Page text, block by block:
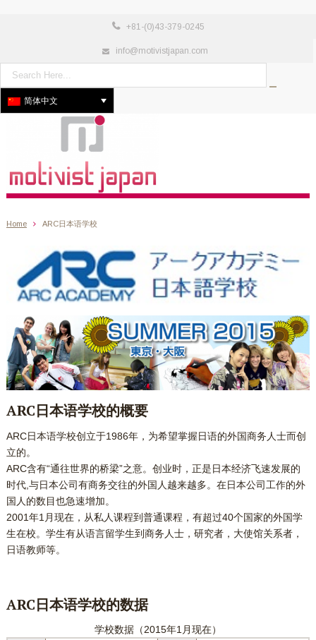
+81-(0)43-379-0245
info@motivistjapan.com
简体中文
Home ARC日本语学校
ARC日本语学校的概要
ARC日本语学校创立于1986年，为希望掌握日语的外国商务人士而创
立的。
ARC含有“通往世界的桥梁”之意。创业时，正是日本经济飞速发展的
时代,与日本公司有商务交往的外国人越来越多。在日本公司工作的外
国人的数目也急速增加。
2001年1月现在，从私人课程到普通课程，有超过40个国家的外国学
生在校。学生有从语言留学生到商务人士，研究者，大使馆关系者，
日语教师等。
ARC日本语学校的数据
学校数据（2015年1月现在）